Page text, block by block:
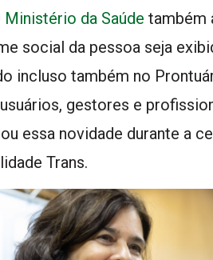
Ministério da Saúde também
social da pessoa seja
incluso também no
gestores e
essa novidade durante a
Trans.